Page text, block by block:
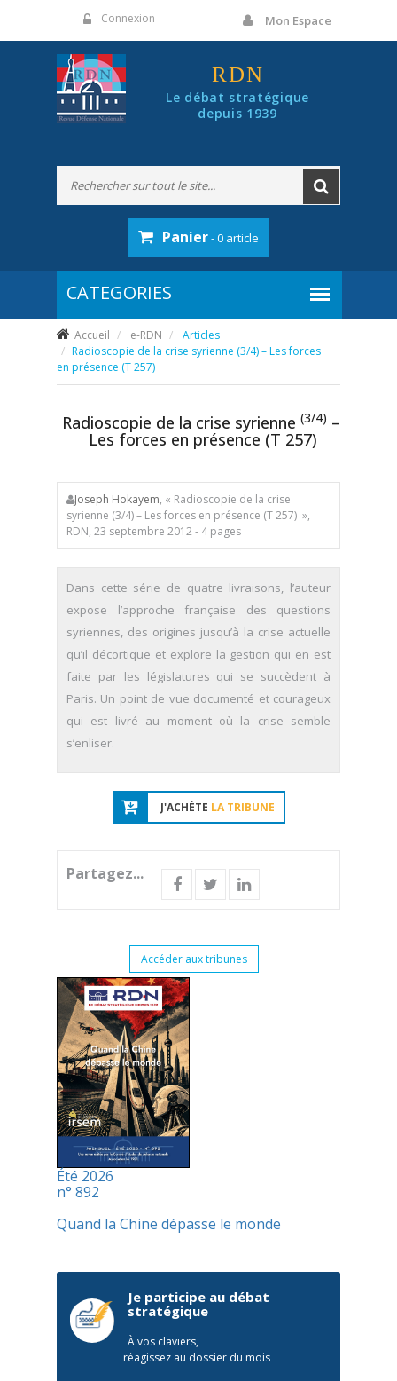
Connexion Mon Espace
RDN
Le débat stratégique
depuis 1939
Panier- 0 article
Accueil e-RDN
Articles
Radioscopie de la crise syrienne (3/4) – Les forces
en présence (T 257)
Radioscopie de la crise syrienne (3/4) –
Les forces en présence (T 257)
Joseph Hokayem, « Radioscopie de la crise
syrienne (3/4) – Les forces en présence (T 257) »,
RDN, 23 septembre 2012 - 4 pages
Dans cette série de quatre livraisons, l’auteur
expose l’approche française des questions
syriennes, des origines jusqu’à la crise actuelle
qu’il décortique et explore la gestion qui en est
faite par les législatures qui se succèdent à
Paris. Un point de vue documenté et courageux
qui est livré au moment où la crise semble
s’enliser.
J'ACHÈTE LA TRIBUNE
Partagez...
Accéder aux tribunes
Été 2026
n° 892
Quand la Chine dépasse le monde
Je participe au débat
stratégique
À vos claviers,
réagissez au dossier du mois